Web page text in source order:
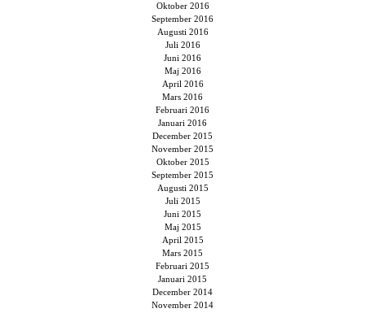
Oktober 2016
September 2016
Augusti 2016
Juli 2016
Juni 2016
Maj 2016
April 2016
Mars 2016
Februari 2016
Januari 2016
December 2015
November 2015
Oktober 2015
September 2015
Augusti 2015
Juli 2015
Juni 2015
Maj 2015
April 2015
Mars 2015
Februari 2015
Januari 2015
December 2014
November 2014